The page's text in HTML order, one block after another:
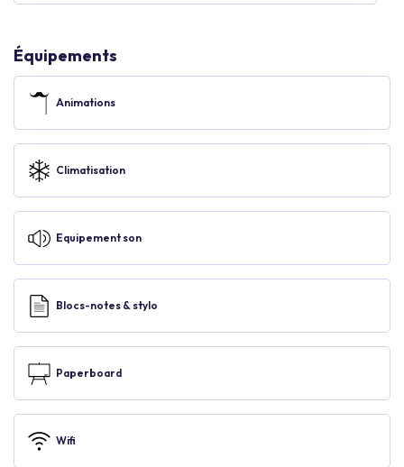
Équipements
Animations
Climatisation
Equipement son
Blocs-notes & stylo
Paperboard
Wifi